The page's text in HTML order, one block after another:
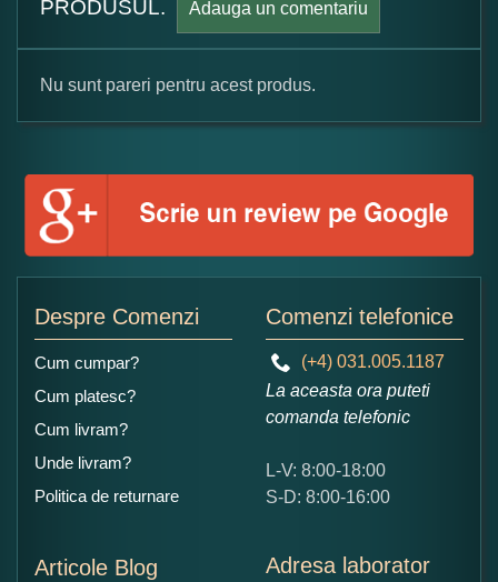
PRODUSUL.
Adauga un comentariu
Formular pareri client
Numele dumneavoastra:
Ce nota acordati acestui produs?
5
Nu sunt pareri pentru acest produs.
Despre Comenzi
Cum cumpar?
Cum platesc?
Cum livram?
Unde livram?
Politica de returnare
Articole Blog
Comenzi telefonice
(+4) 031.005.1187
La aceasta ora puteti
comanda telefonic
L-V: 8:00-18:00
S-D: 8:00-16:00
Adresa laborator